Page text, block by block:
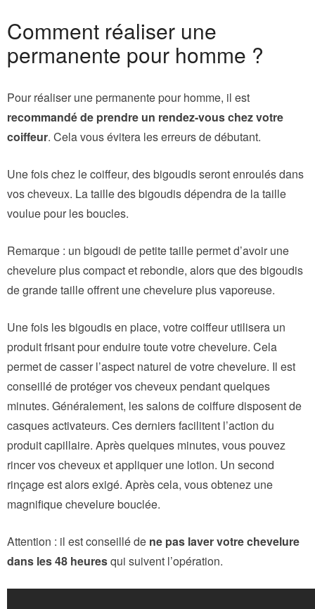
Comment réaliser une
permanente pour homme ?
Pour réaliser une permanente pour homme, il est
recommandé de prendre un rendez-vous chez votre
coiffeur. Cela vous évitera les erreurs de débutant.
Une fois chez le coiffeur, des bigoudis seront enroulés dans
vos cheveux. La taille des bigoudis dépendra de la taille
voulue pour les boucles.
Remarque : un bigoudi de petite taille permet d’avoir une
chevelure plus compact et rebondie, alors que des bigoudis
de grande taille offrent une chevelure plus vaporeuse.
Une fois les bigoudis en place, votre coiffeur utilisera un
produit frisant pour enduire toute votre chevelure. Cela
permet de casser l’aspect naturel de votre chevelure. Il est
conseillé de protéger vos cheveux pendant quelques
minutes. Généralement, les salons de coiffure disposent de
casques activateurs. Ces derniers facilitent l’action du
produit capillaire. Après quelques minutes, vous pouvez
rincer vos cheveux et appliquer une lotion. Un second
rinçage est alors exigé. Après cela, vous obtenez une
magnifique chevelure bouclée.
Attention : il est conseillé de ne pas laver votre chevelure
dans les 48 heuresqui suivent l’opération.